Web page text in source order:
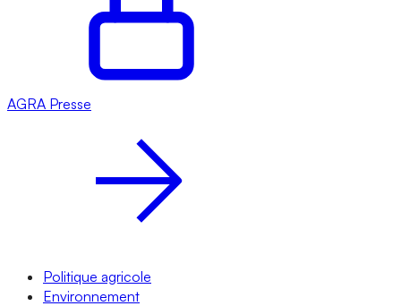
AGRA Presse
Politique agricole
Environnement